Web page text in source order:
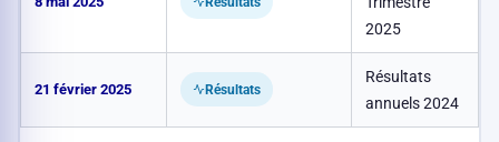
2025
21 février 2025 Résultats
Résultats
annuels 2024